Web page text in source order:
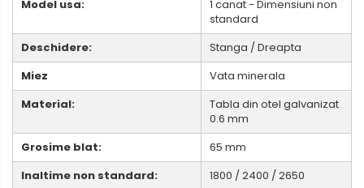
Model usa:
1 canat - Dimensiuni non
standard
Deschidere:
Stanga / Dreapta
Miez
Vata minerala
Material:
Tabla din otel galvanizat
0.6 mm
Grosime blat:
65 mm
Inaltime non standard:
1800 / 2400 / 2650